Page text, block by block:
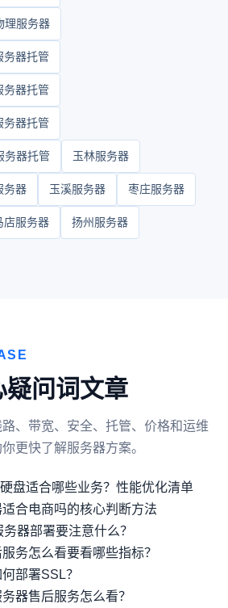
理服务器
务器托管
务器托管
务器托管
务器托管 玉林服务器
务器 玉溪服务器 枣庄服务器
店服务器 扬州服务器
疑问词文章
、带宽、安全、托管、价格和运维
更快了解服务器方案。
盘适合哪些业务？性能优化清单
合电商吗的核心判断方法
器部署要注意什么？
务怎么看要看哪些指标？
部署SSL？
器售后服务怎么看？